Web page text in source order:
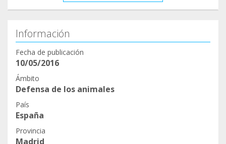
Información
Fecha de publicación
10/05/2016
Ámbito
Defensa de los animales
País
España
Provincia
Madrid